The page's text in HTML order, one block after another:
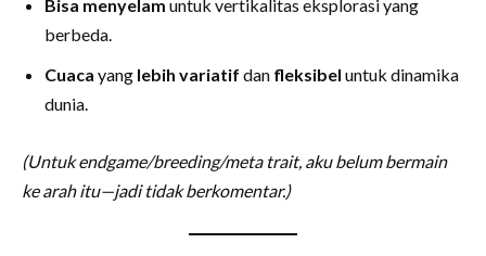
Bisa menyelam untuk vertikalitas eksplorasi yang
berbeda.
Cuaca yang lebih variatif dan fleksibel untuk dinamika
dunia.
(Untuk endgame/breeding/meta trait, aku belum bermain
ke arah itu—jadi tidak berkomentar.)